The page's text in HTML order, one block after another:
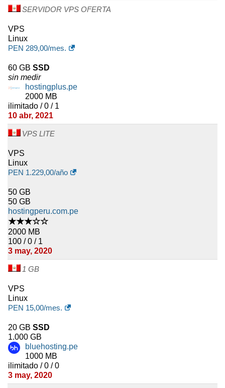
SERVIDOR VPS OFERTA
VPS
Linux
PEN 289,00/mes.
60 GB SSD
sin medir
hostingplus.pe
2000 MB
ilimitado / 0 / 1
10 abr, 2021
VPS LITE
VPS
Linux
PEN 1.229,00/año
50 GB
50 GB
hostingperu.com.pe
★★★☆☆
2000 MB
100 / 0 / 1
3 may, 2020
1 GB
VPS
Linux
PEN 15,00/mes.
20 GB SSD
1.000 GB
bluehosting.pe
1000 MB
ilimitado / 0 / 0
3 may, 2020